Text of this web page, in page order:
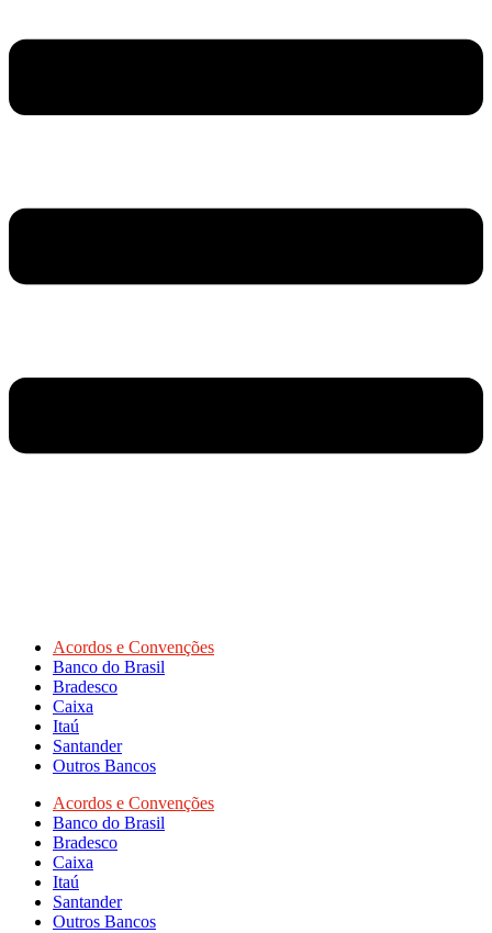
Acordos e Convenções
Banco do Brasil
Bradesco
Caixa
Itaú
Santander
Outros Bancos
Acordos e Convenções
Banco do Brasil
Bradesco
Caixa
Itaú
Santander
Outros Bancos